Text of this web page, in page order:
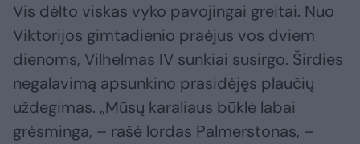
Vis dėlto viskas vyko pavojingai greitai. Nuo
Viktorijos gimtadienio praėjus vos dviem
dienoms, Vilhelmas IV sunkiai susirgo. Širdies
negalavimą apsunkino prasidėjęs plaučių
uždegimas. „Mūsų karaliaus būklė labai
grėsminga, – rašė lordas Palmerstonas, –